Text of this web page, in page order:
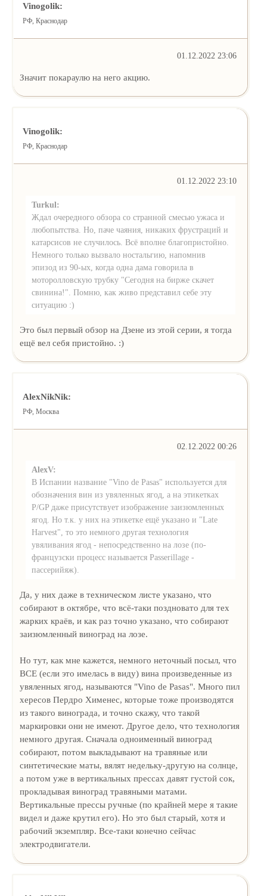
Vinogolik:
РФ, Краснодар
01.12.2022 23:06
Значит покараулю на него акцию.
Vinogolik:
РФ, Краснодар
01.12.2022 23:10
Turkul:
Ждал очередного обзора со странной смесью ужаса и
любопытства. Но, паче чаяния, никаких фрустраций и
катарсисов не случилось. Всё вполне благопристойно.
Немного только вызвало ностальгию, напомнив
эпизод из 90-ых, когда одна дама говорила в
моторолловскую трубку "Сегодня на бирже скачет
свинина!". Помню, как живо представил себе эту
ситуацию :)
Это был первый обзор на Дзене из этой серии, я тогда
ещё вел себя пристойно. :)
AlexNikNik:
РФ, Москва
02.12.2022 00:26
AlexV:
В Испании название "Vino de Pasas" используется для
обозначения вин из увяленных ягод, а на этикетках
P/GP даже присутствует изображение заизюмленных
ягод. Но т.к. у них на этикетке ещё указано и "Late
Harvest", то это немного другая технология
увяливания ягод - непосредственно на лозе (по-
французски процесс называется Passerillage -
пасcерийяж).
Да, у них даже в техническом листе указано, что
собирают в октябре, что всё-таки поздновато для тех
жарких краёв, и как раз точно указано, что собирают
заизюмленный виноград на лозе.
Но тут, как мне кажется, немного неточный посыл, что
ВСЕ (если это имелась в виду) вина произведенные из
увяленных ягод, называются "Vino de Pasas". Много пил
хересов Пердро Хименес, которые тоже производятся
из такого винограда, и точно скажу, что такой
маркировки они не имеют. Другое дело, что технология
немного другая. Сначала одноименный виноград
собирают, потом выкладывают на травяные или
синтетические маты, вялят недельку-другую на солнце,
а потом уже в вертикальных прессах давят густой сок,
прокладывая виноград травяными матами.
Вертикальные прессы ручные (по крайней мере я такие
видел и даже крутил его). Но это был старый, хотя и
рабочий экземпляр. Все-таки конечно сейчас
электродвигатели.